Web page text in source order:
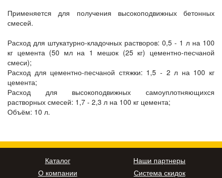
Применяется для получения высокоподвижных бетонных
смесей.
Расход для штукатурно-кладочных растворов: 0,5 - 1 л на 100
кг цемента (50 мл на 1 мешок (25 кг) цементно-песчаной
смеси);
Расход для цементно-песчаной стяжки: 1,5 - 2 л на 100 кг
цемента;
Расход для высокоподвижных самоуплотняющихся
растворных смесей: 1,7 - 2,3 л на 100 кг цемента;
Объём: 10 л.
Каталог
О компании
Наши партнеры
Система скидок